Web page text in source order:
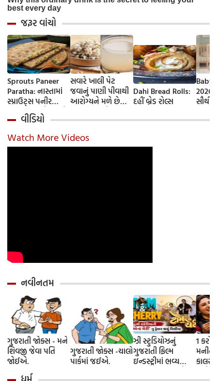
જરૂર વાંચો
Sprouts Paneer
Paratha: નાસ્તામાં
સ્પ્રાઉટ્સ પનીર
પરાઠા બનાવો, તમને
પ્રોટીનનો ડબલ ડોઝ
મળશે
સવારે ખાલી પેટ
જવાનું પાણી પીવાથી
આરોગ્યને મળે છે
જાણીએ તેના ફાયદા
અને ઉપયોગ કરવાની
યોગ્ય રીત
Dahi Bread Rolls:
દહીં બ્રેડ રોલ્સ
Baby
વીડિયો
Watch More Videos
નવીનતમ
ગુજરાતી જોક્સ - મને
શિવજી જેવા પતિ
જોઈએ.
ગુજરાતી જોક્સ -ચાલો
પાર્કમાં જઈએ.
ઝી સ્ટુડિયોઝનું
ગુજરાતી ફિલ્મ
ઇન્ડસ્ટ્રીમાં ભવ્ય
1
મનીનુ